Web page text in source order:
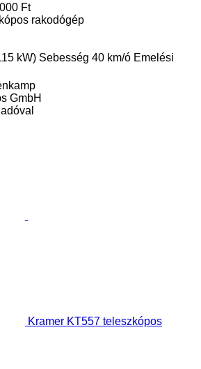
Ft
rakodógép
kW) Sebesség 40 km/ó Emelési
GmbH
Kramer KT557 teleszkópos